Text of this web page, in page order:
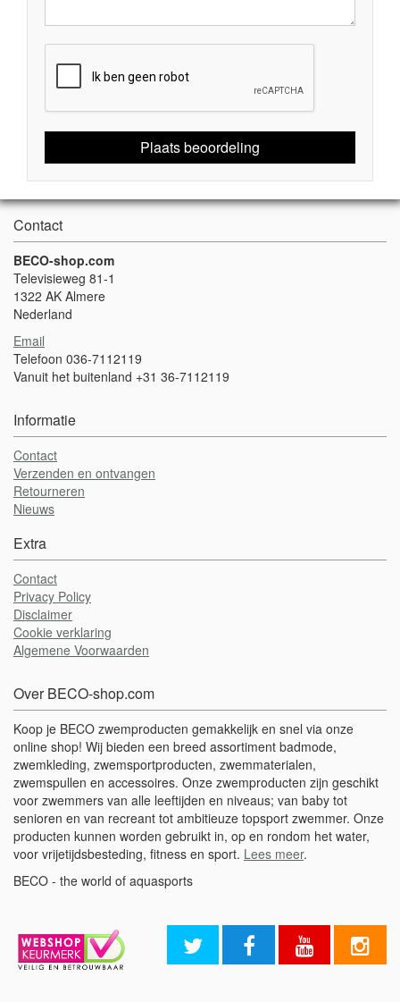
Plaats beoordeling
Contact
BECO-shop.com
Televisieweg 81-1
1322 AK Almere
Nederland
Email
Telefoon 036-7112119
Vanuit het buitenland +31 36-7112119
Informatie
Contact
Verzenden en ontvangen
Retourneren
Nieuws
Extra
Contact
Privacy Policy
Disclaimer
Cookie verklaring
Algemene Voorwaarden
Over BECO-shop.com
Koop je BECO zwemproducten gemakkelijk en snel via onze
online shop! Wij bieden een breed assortiment badmode,
zwemkleding, zwemsportproducten, zwemmaterialen,
zwemspullen en accessoires. Onze zwemproducten zijn geschikt
voor zwemmers van alle leeftijden en niveaus; van baby tot
senioren en van recreant tot ambitieuze topsport zwemmer. Onze
producten kunnen worden gebruikt in, op en rondom het water,
voor vrijetijdsbesteding, fitness en sport. Lees meer.
BECO - the world of aquasports